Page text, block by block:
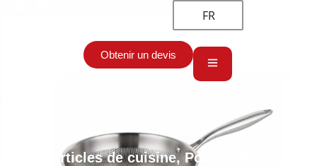
FR
Obtenir un devis
Articles de cuisine,Poêle à frire